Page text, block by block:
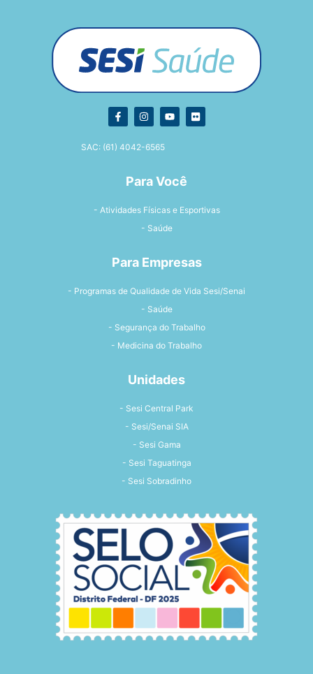
SAC: (61) 4042-6565
Para Você
- Atividades Físicas e Esportivas
- Saúde
Para Empresas
- Programas de Qualidade de Vida Sesi/Senai
- Saúde
- Segurança do Trabalho
- Medicina do Trabalho
Unidades
- Sesi Central Park
- Sesi/Senai SIA
- Sesi Gama
- Sesi Taguatinga
- Sesi Sobradinho